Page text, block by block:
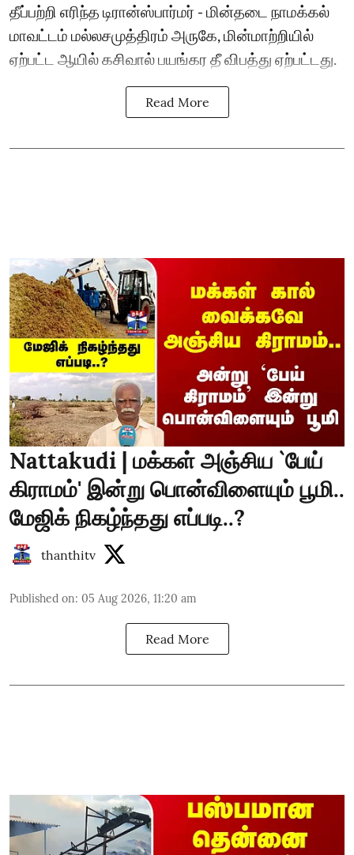
தீப்பற்றி எரிந்த டிரான்ஸ்பார்மர் - மின்தடை நாமக்கல்
மாவட்டம் மல்லசமுத்திரம் அருகே, மின்மாற்றியில்
ஏற்பட்ட ஆயில் கசிவால் பயங்கர தீ விபத்து ஏற்பட்டது.
Read More
Nattakudi | மக்கள் அஞ்சிய `பேய்
கிராமம்' இன்று பொன்விளையும் பூமி..
மேஜிக் நிகழ்ந்தது எப்படி..?
thanthitv
Published on: 05 Aug 2026, 11:20 am
Read More